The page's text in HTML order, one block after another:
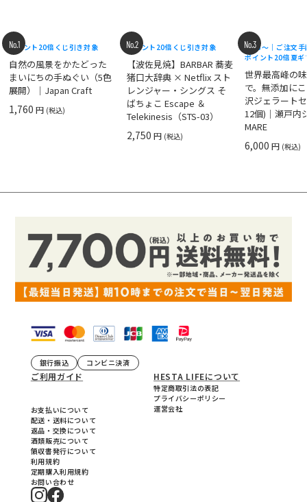
No.1
ポイント20倍 くじ引き対象
自然の風景をかたどった
まいにちの手ぬぐい（5色
展開）｜Japan Craft
1,760円 (税込)
No.2
ポイント20倍 くじ引き対象
【波佐見焼】BARBAR 蕎麦
猪口大辞典 × Netflix スト
レンジャー・シングス そ
ばちょこ Escape ＆
Telekinesis（STS-03）
2,750円 (税込)
No.3
8/18〜｜ご注文手
ポイント20倍 夏
世界最高峰の
で。無添加に
沢ジェラート
12個)｜瀬戸内
MARE
6,000円 (税込)
銀行振込 コンビニ決済
ご利用ガイド
お支払いについて
配送・送料について
返品・交換について
酒類販売について
領収書発行について
利用規約
定期購入利用規約
お問い合わせ
HESTA LIFEについて
特定商取引法の表記
プライバシーポリシー
運営会社